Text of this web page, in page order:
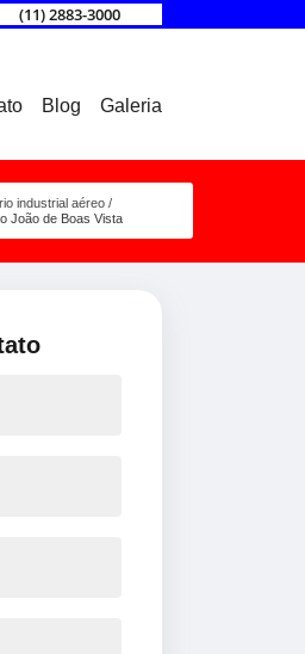
(11) 2883-3000
Blog Galeria
industrial aéreo
João de Boas Vista